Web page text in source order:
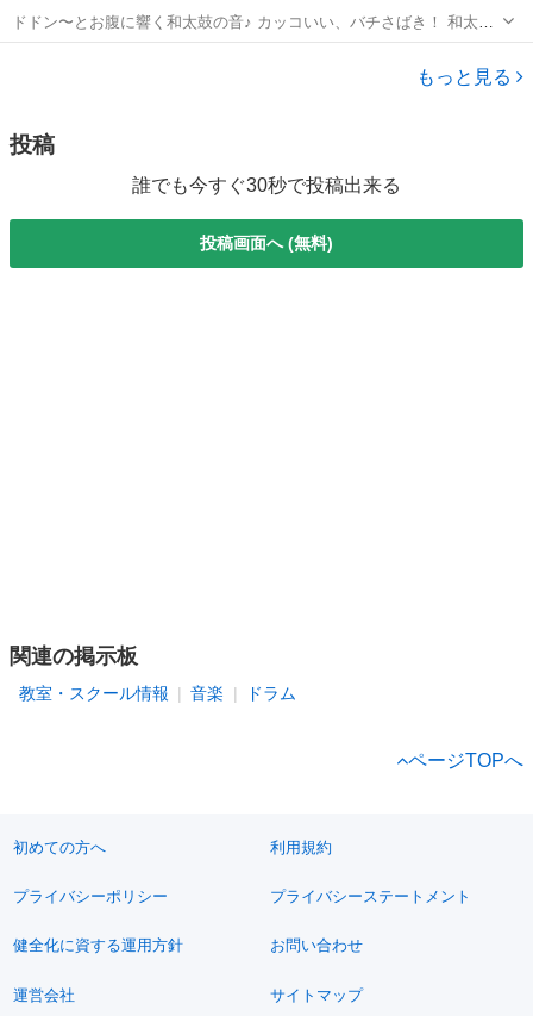
ドドン〜とお腹に響く和太鼓の音♪ カッコいい、バチさばき！ 和太鼓
を打つ【凛】とした姿に憧れませんか？ 「体力に自信がないし、リズ
ム感がないかも知れない、年齢的にも…」そんな心配はいりません。
もっと見る
投稿
誰でも今すぐ30秒で投稿出来る
投稿画面へ (無料)
関連の掲示板
教室・スクール情報 音楽 ドラム
ページTOPへ
初めての方へ 利用規約
プライバシーポリシー プライバシーステートメント
健全化に資する運用方針 お問い合わせ
運営会社 サイトマップ